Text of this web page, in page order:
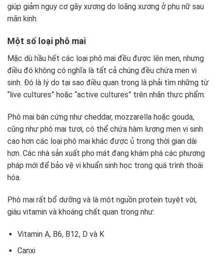
giúp giảm nguy cơ gãy xương do loãng xương ở phụ nữ sau
mãn kinh.
Một số loại phô mai
Mặc dù hầu hết các loại phô mai đều được lên men, nhưng
điều đó không có nghĩa là tất cả chúng đều chứa men vi
sinh. Đó là lý do tại sao điều quan trọng là phải tìm những từ
“live cultures” hoặc “active cultures” trên nhãn thực phẩm.
Phô mai bán cứng như cheddar, mozzarella hoặc gouda,
cũng như phô mai tươi, có thể chứa hàm lượng men vi sinh
cao hơn các loại phô mai khác được ủ trong thời gian dài
hơn. Các nhà sản xuất pho mát đang khám phá các phương
pháp mới để bảo vệ vi khuẩn sinh học trong quá trình thoái
hóa.
Phô mai rất bổ dưỡng và là một nguồn protein tuyệt vời,
giàu vitamin và khoáng chất quan trọng như:
Vitamin A, B6, B12, D và K
Canxi